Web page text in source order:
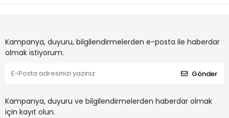
Kampanya, duyuru, bilgilendirmelerden e-posta ile haberdar
olmak istiyorum.
Gönder
Kampanya, duyuru ve bilgilendirmelerden haberdar olmak
için kayıt olun.